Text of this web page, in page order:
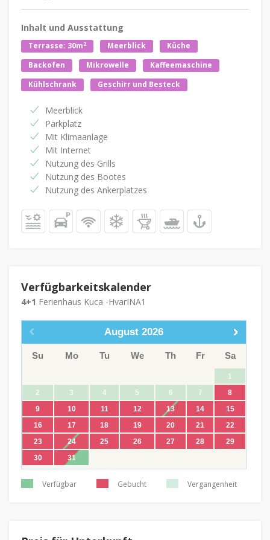
Inhalt und Ausstattung
Terrasse: 30m2 Meerblick
Küche
Backofen
Mikrowelle
Kaffeemaschine
Kühlschrank
Geschirr und Besteck
Meerblick
Parkplatz
Mit Klimaanlage
Mit Internet
Nutzung des Grills
Nutzung des Bootes
Nutzung des Ankerplatzes
Verfügbarkeitskalender
4+1 Ferienhaus Kuca -HvarINA1
August 2026
Su Mo Tu We Th Fr Sa
1
2
3 4 5 6 7
8
9
10 11 12 13 14
15
16
17 18 19 20 21
22
23
24 25 26 27 28
29
30
31
Verfügbar Gebucht Vergangenheit